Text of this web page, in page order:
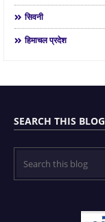
सिवनी
हिमाचल प्रदेश
SEARCH THIS BLOG